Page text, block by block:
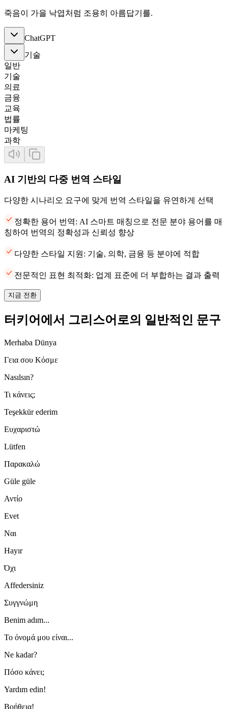
죽음이 가을 낙엽처럼 조용히 아름답기를.
ChatGPT
기술
일반
기술
의료
금융
교육
법률
마케팅
과학
AI 기반의 다중 번역 스타일
다양한 시나리오 요구에 맞게 번역 스타일을 유연하게 선택
정확한 용어 번역: AI 스마트 매칭으로 전문 분야 용어를 매
칭하여 번역의 정확성과 신뢰성 향상
다양한 스타일 지원: 기술, 의학, 금융 등 분야에 적합
전문적인 표현 최적화: 업계 표준에 더 부합하는 결과 출력
지금 전환
터키어에서 그리스어로의 일반적인 문구
Merhaba Dünya
Γεια σου Κόσμε
Nasılsın?
Τι κάνεις;
Teşekkür ederim
Ευχαριστώ
Lütfen
Παρακαλώ
Güle güle
Αντίο
Evet
Ναι
Hayır
Όχι
Affedersiniz
Συγγνώμη
Benim adım...
Το όνομά μου είναι...
Ne kadar?
Πόσο κάνει;
Yardım edin!
Βοήθεια!